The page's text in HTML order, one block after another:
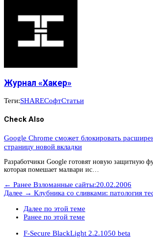
Журнал «Хакер»
Теги:SHAREСофтСтатьи
Check Also
Google Chrome сможет блокировать
страницу новой вкладки
Разработчики Google готовят новую защитную
которая помешает малвари ис…
← Ранее Взломанные сайты:20.02.2006
Далее → Клубника со сливками: патология
Далее по этой теме
Ранее по этой теме
F-Secure BlackLight 2.2.1050 beta